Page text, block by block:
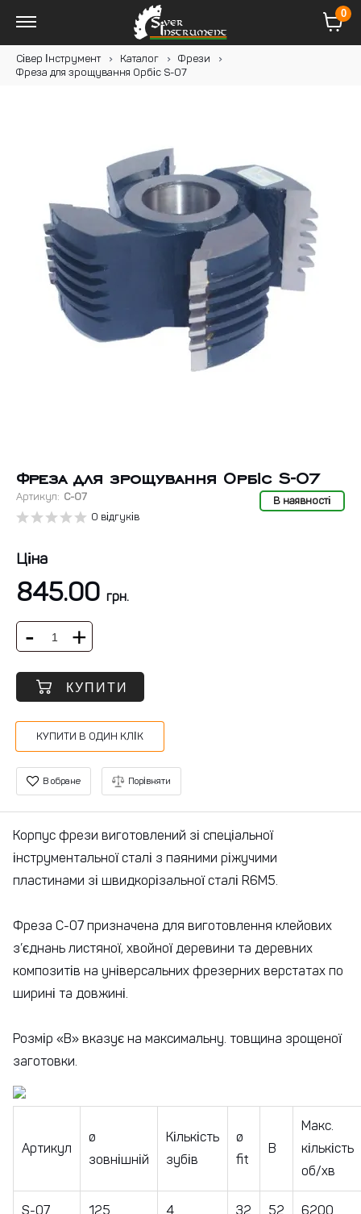
0
Сівер Інструмент Каталог
Фрези
Фреза для зрощування Орбіс S-07
Фреза для зрощування Орбіс S-07
В наявності
Артикул: C-07
0 відгуків
Ціна
845.00 грн.
КУПИТИ
КУПИТИ В ОДИН КЛІК
В обране Порівняти
Корпус фрези виготовлений зі спеціальної
інструментальної сталі з паяними ріжучими
пластинами зі швидкорізальної сталі R6M5.
Фреза C-07 призначена для виготовлення клейових
з’єднань листяної, хвойної деревини та деревних
композитів на універсальних фрезерних верстатах по
ширині та довжині.
Розмір «B» вказує на максимальну. товщина зрощеної
заготовки.
Артикул
ø
зовнішній
Кількість
зубів
ø
fit
B
Макс.
кількість
об/хв
S-07 125 4 32 52 6200